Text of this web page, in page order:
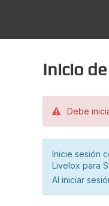
Inicio
Debe
Inicie sesión
Livelox para
Al iniciar